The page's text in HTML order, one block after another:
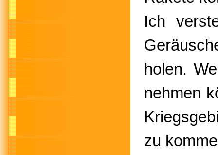
Ich
holen.
nehmen
zu